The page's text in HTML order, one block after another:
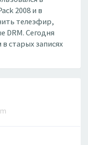
2008 и в
телеэфир,
DRM. Сегодня
старых записях